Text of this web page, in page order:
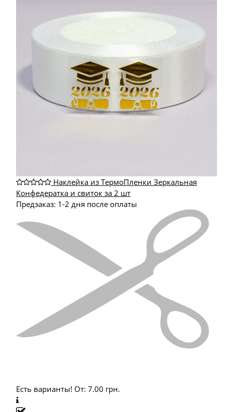
Наклейка из ТермоПленки Зеркальная
Конфедератка и свиток за 2 шт
Предзаказ: 1-2 дня после оплаты
Есть варианты! От: 7.00 грн.